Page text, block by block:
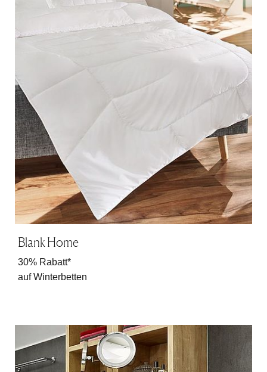
Blank Home
30% Rabatt*
auf Winterbetten